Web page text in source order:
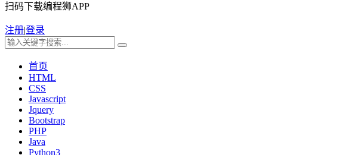
扫码下载编程狮APP
注册|登录
首页
HTML
CSS
Javascript
Jquery
Bootstrap
PHP
Java
Python3